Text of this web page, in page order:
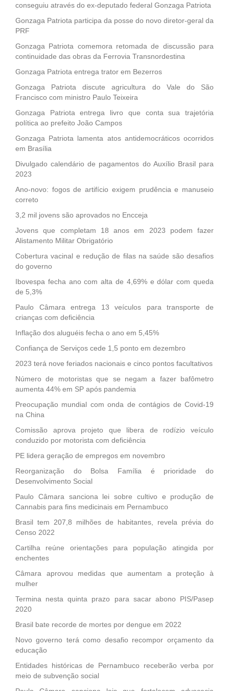
conseguiu através do ex-deputado federal Gonzaga Patriota
Gonzaga Patriota participa da posse do novo diretor-geral da
PRF
Gonzaga Patriota comemora retomada de discussão para
continuidade das obras da Ferrovia Transnordestina
Gonzaga Patriota entrega trator em Bezerros
Gonzaga Patriota discute agricultura do Vale do São
Francisco com ministro Paulo Teixeira
Gonzaga Patriota entrega livro que conta sua trajetória
política ao prefeito João Campos
Gonzaga Patriota lamenta atos antidemocráticos ocorridos
em Brasília
Divulgado calendário de pagamentos do Auxílio Brasil para
2023
Ano-novo: fogos de artifício exigem prudência e manuseio
correto
3,2 mil jovens são aprovados no Encceja
Jovens que completam 18 anos em 2023 podem fazer
Alistamento Militar Obrigatório
Cobertura vacinal e redução de filas na saúde são desafios
do governo
Ibovespa fecha ano com alta de 4,69% e dólar com queda
de 5,3%
Paulo Câmara entrega 13 veículos para transporte de
crianças com deficiência
Inflação dos aluguéis fecha o ano em 5,45%
Confiança de Serviços cede 1,5 ponto em dezembro
2023 terá nove feriados nacionais e cinco pontos facultativos
Número de motoristas que se negam a fazer bafômetro
aumenta 44% em SP após pandemia
Preocupação mundial com onda de contágios de Covid-19
na China
Comissão aprova projeto que libera de rodízio veículo
conduzido por motorista com deficiência
PE lidera geração de empregos em novembro
Reorganização do Bolsa Família é prioridade do
Desenvolvimento Social
Paulo Câmara sanciona lei sobre cultivo e produção de
Cannabis para fins medicinais em Pernambuco
Brasil tem 207,8 milhões de habitantes, revela prévia do
Censo 2022
Cartilha reúne orientações para população atingida por
enchentes
Câmara aprovou medidas que aumentam a proteção à
mulher
Termina nesta quinta prazo para sacar abono PIS/Pasep
2020
Brasil bate recorde de mortes por dengue em 2022
Novo governo terá como desafio recompor orçamento da
educação
Entidades históricas de Pernambuco receberão verba por
meio de subvenção social